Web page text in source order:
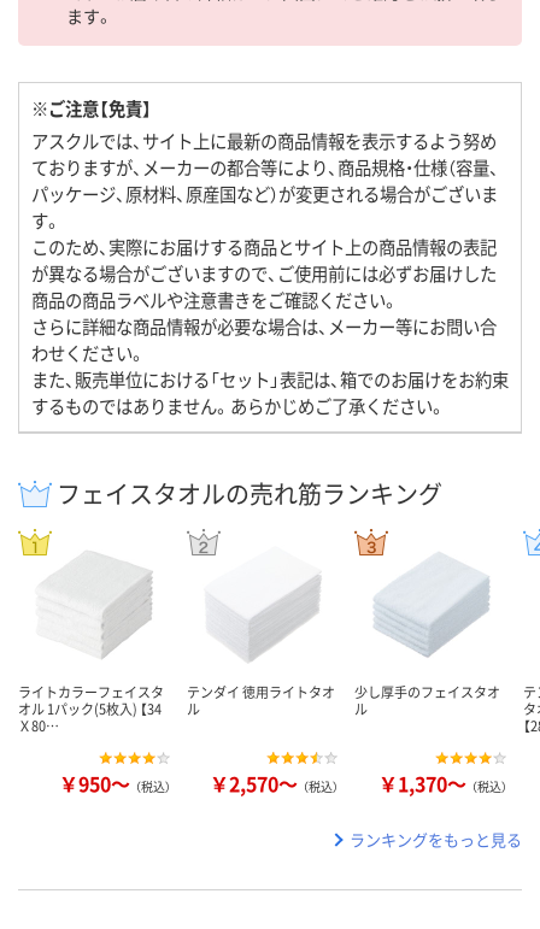
ます。
※ご注意【免責】
アスクルでは、サイト上に最新の商品情報を表示するよう努め
ておりますが、メーカーの都合等により、商品規格・仕様（容量、
パッケージ、原材料、原産国など）が変更される場合がございま
す。
このため、実際にお届けする商品とサイト上の商品情報の表記
が異なる場合がございますので、ご使用前には必ずお届けした
商品の商品ラベルや注意書きをご確認ください。
さらに詳細な商品情報が必要な場合は、メーカー等にお問い合
わせください。
また、販売単位における「セット」表記は、箱でのお届けをお約束
するものではありません。あらかじめご了承ください。
フェイスタオルの売れ筋ランキング
ライトカラーフェイスタ
オル 1パック(5枚入) 【34
Ｘ80…
￥950～ （税込）
テンダイ 徳用ライトタオ
ル
￥2,570～ （税込）
少し厚手のフェイスタオ
ル
￥1,370～ （税込）
タ
ランキングをもっと見る